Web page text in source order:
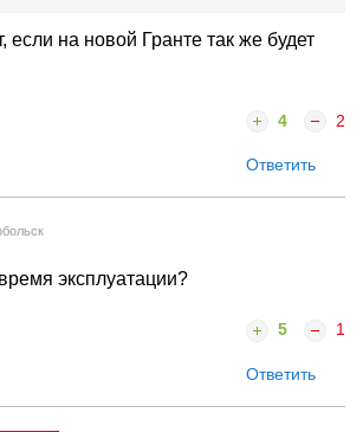
если на новой Гранте так же будет
4 2
Ответить
эксплуатации?
5 1
Ответить